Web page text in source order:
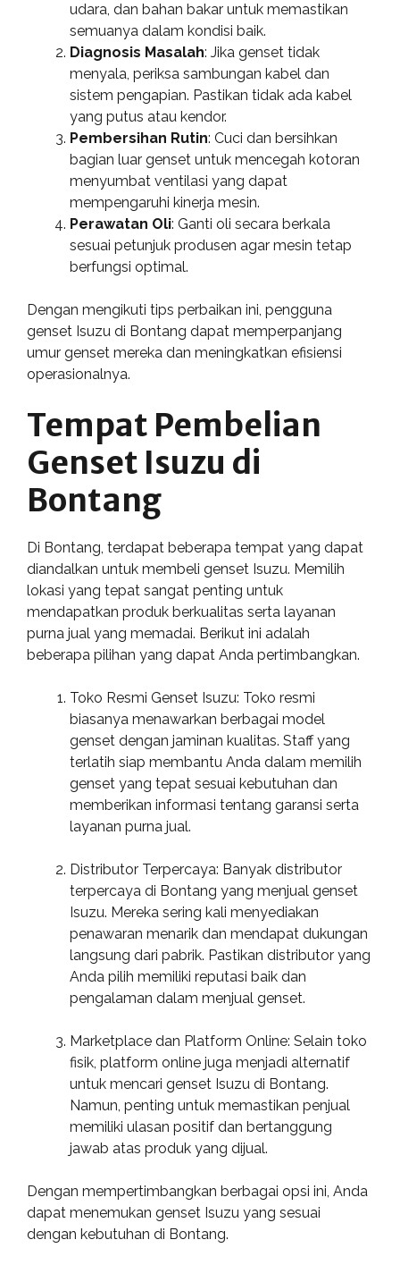
udara, dan bahan bakar untuk memastikan
semuanya dalam kondisi baik.
Diagnosis Masalah: Jika genset tidak
menyala, periksa sambungan kabel dan
sistem pengapian. Pastikan tidak ada kabel
yang putus atau kendor.
Pembersihan Rutin: Cuci dan bersihkan
bagian luar genset untuk mencegah kotoran
menyumbat ventilasi yang dapat
mempengaruhi kinerja mesin.
Perawatan Oli: Ganti oli secara berkala
sesuai petunjuk produsen agar mesin tetap
berfungsi optimal.
Dengan mengikuti tips perbaikan ini, pengguna
genset Isuzu di Bontang dapat memperpanjang
umur genset mereka dan meningkatkan efisiensi
operasionalnya.
Tempat Pembelian
Genset Isuzu di
Bontang
Di Bontang, terdapat beberapa tempat yang dapat
diandalkan untuk membeli genset Isuzu. Memilih
lokasi yang tepat sangat penting untuk
mendapatkan produk berkualitas serta layanan
purna jual yang memadai. Berikut ini adalah
beberapa pilihan yang dapat Anda pertimbangkan.
Toko Resmi Genset Isuzu: Toko resmi
biasanya menawarkan berbagai model
genset dengan jaminan kualitas. Staff yang
terlatih siap membantu Anda dalam memilih
genset yang tepat sesuai kebutuhan dan
memberikan informasi tentang garansi serta
layanan purna jual.
Distributor Terpercaya: Banyak distributor
terpercaya di Bontang yang menjual genset
Isuzu. Mereka sering kali menyediakan
penawaran menarik dan mendapat dukungan
langsung dari pabrik. Pastikan distributor yang
Anda pilih memiliki reputasi baik dan
pengalaman dalam menjual genset.
Marketplace dan Platform Online: Selain toko
fisik, platform online juga menjadi alternatif
untuk mencari genset Isuzu di Bontang.
Namun, penting untuk memastikan penjual
memiliki ulasan positif dan bertanggung
jawab atas produk yang dijual.
Dengan mempertimbangkan berbagai opsi ini, Anda
dapat menemukan genset Isuzu yang sesuai
dengan kebutuhan di Bontang.